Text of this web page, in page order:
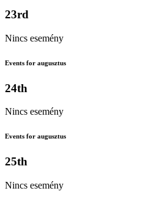
23rd
Nincs esemény
Events for augusztus
24th
Nincs esemény
Events for augusztus
25th
Nincs esemény